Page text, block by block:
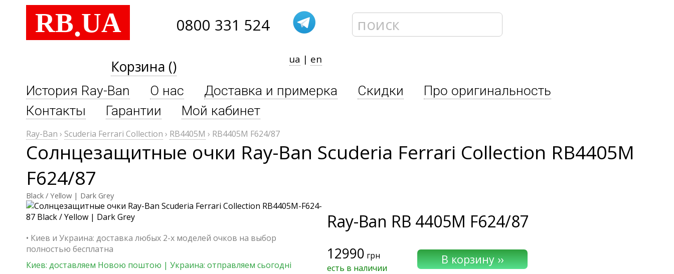
RB.UA 0800 331 524
Корзина () ua | en
История Ray-Ban О нас Доставка и примерка Скидки
Про оригинальность
Контакты
Гарантии Мой кабинет
Ray-Ban › Scuderia Ferrari Collection › RB4405M › RB4405M F624/87
Солнцезащитные очки Ray-Ban Scuderia Ferrari Collection RB4405M
F624/87
Black / Yellow | Dark Grey
• Киев и Украина: доставка любых 2-х моделей очков на выбор
полностью бесплатна
Киев: доставляем Новою поштою | Украина: отправляем сьогодні
Ray-Ban RB 4405M F624/87
12990 грн
есть в наличии